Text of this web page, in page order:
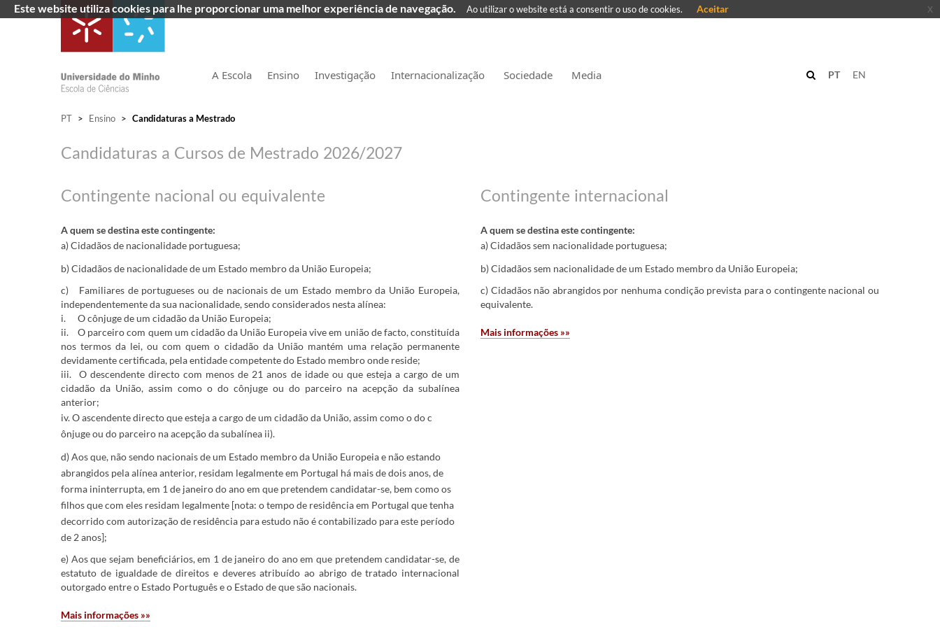
A Escola Ensino Investigação Internacionalização Sociedade Media EN
PT
PT > Ensino > Candidaturas a Mestrado
Candidaturas a Cursos de Mestrado 2026/2027
Contingente nacional ou equivalente
A quem se destina este con​tingente:
a) Cida​​​dãos de nacionalidade portuguesa;
b) Cid​​adãos de nacionalidade de um Estado membro da União Europeia;
c)
Familiares de portugueses ou de nacionais de um Estado membro da União Europeia,
independentemente da sua nacionalidade, sendo considerados nesta alínea:
i.
O​ cônjuge de um cidadão da União Europeia;
ii.
O parceiro com quem um cidadão da União Europeia vive em união de facto, constituída
nos termos da lei, ou com quem o cidadão da União mantém uma relação permanente
devidame​nte certificada, pela entidade competente do Estado membro onde reside;
iii.
O descendente directo com menos de 21 anos de idade ou que esteja a cargo de um
cidadão da União, assim como o do cônjuge ou do parceiro na acepção da subalínea
anterior;
iv. O ascendente directo que esteja a cargo de um cidadão da União, assim como o do c​​​
ônjuge ou do parceiro na acepção da subalínea ii).
d) Aos que, não sendo nacionais de um Estado membro da União Europeia e não estando
abrangidos pela alínea anterior, residam legalmente em Portugal há mais de dois anos, de
forma ininterrupta, em 1 de janeiro do ano em que pretendem candidatar-se, bem como os
filhos que com eles residam legalmente [nota: o tempo de residência em Portugal que tenha
decorrido com autorização de residência para estudo não é contabilizado para este período
de 2 anos];
e) ​Aos que sejam beneficiários, em 1 de janeiro do ano em que pretendem candidatar-se, de
estatuto de igualdade de direitos e deveres atribuído ao abrigo de tratado internacional
outorgado entre o Estado Português e o Estado de que são nacionais.
Mais informações »»​
Contingente internacional
A quem se destina este contingente:
a) Cida​​​dãos sem nacionalidade portuguesa;
b) Cidad​ãos sem nacionalidade de um Estado membro da União Europeia;
c) Cidadãos ​não abrangidos por nenhuma condição prevista para o contingente nacional ou
equivalente.​
Mais i​nf​ormações »»​
Este website utiliza cookies para lhe proporcionar uma melhor experiência de navegação. Ao utilizar o website está a consentir o uso de cookies. Aceitar x